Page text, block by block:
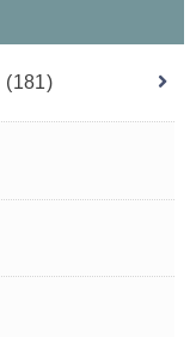
(181)